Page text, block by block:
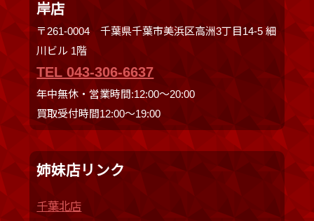
岸店
〒261-0004 千葉県千葉市美浜区高洲3丁目14-5 細
川ビル 1階
TEL 043-306-6637
年中無休・営業時間:12:00〜20:00
買取受付時間12:00〜19:00
姉妹店リンク
千葉北店